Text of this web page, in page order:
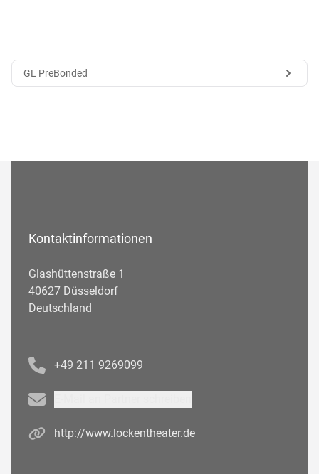
GL PreBonded
Kontaktinformationen
Glashüttenstraße 1
40627 Düsseldorf
Deutschland
+49 211 9269099
Email
Homepagehttp://www.lockentheater.de